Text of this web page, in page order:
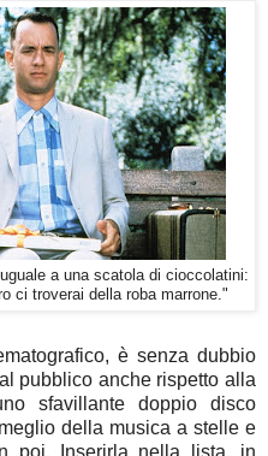
a una scatola di cioccolatini:
ci troverai della roba marrone."
è senza dubbio
pubblico anche rispetto alla
sfavillante doppio disco
della musica a stelle e